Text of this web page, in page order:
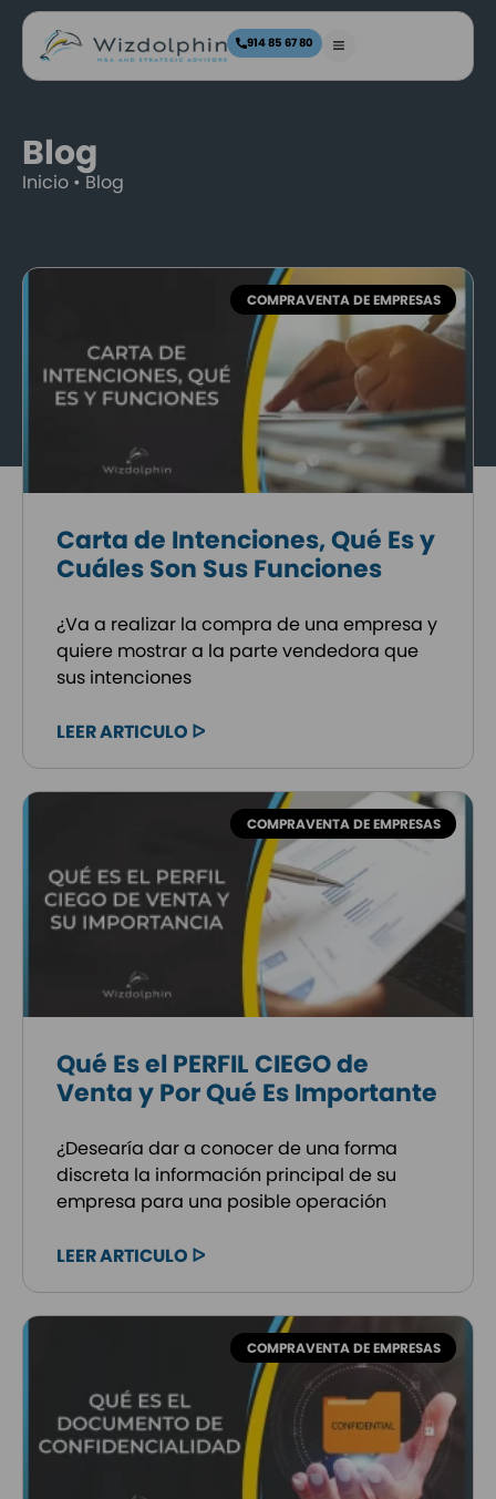
914 85 67 80
Blog
Inicio • Blog
COMPRAVENTA DE EMPRESAS
Carta de Intenciones, Qué Es y
Cuáles Son Sus Funciones
¿Va a realizar la compra de una empresa y
quiere mostrar a la parte vendedora que
sus intenciones
LEER ARTICULO ᐅ
COMPRAVENTA DE EMPRESAS
Qué Es el PERFIL CIEGO de
Venta y Por Qué Es Importante
¿Desearía dar a conocer de una forma
discreta la información principal de su
empresa para una posible operación
LEER ARTICULO ᐅ
COMPRAVENTA DE EMPRESAS